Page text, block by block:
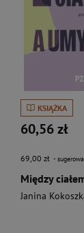
KSIĄŻKA
60,56 zł
69,00 zł -
Między
Janina